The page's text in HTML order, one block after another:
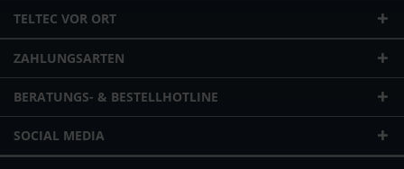
TELTEC VOR ORT
ZAHLUNGSARTEN
BERATUNGS- & BESTELLHOTLINE
SOCIAL MEDIA